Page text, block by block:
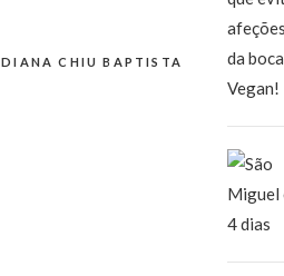
DIANA CHIU BAPTISTA